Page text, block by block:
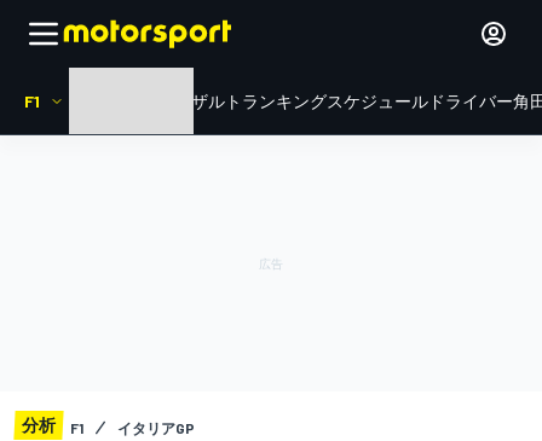
F1 リザルト ランキングスケジュール ドライバー角
分析 F1 イタリアGP